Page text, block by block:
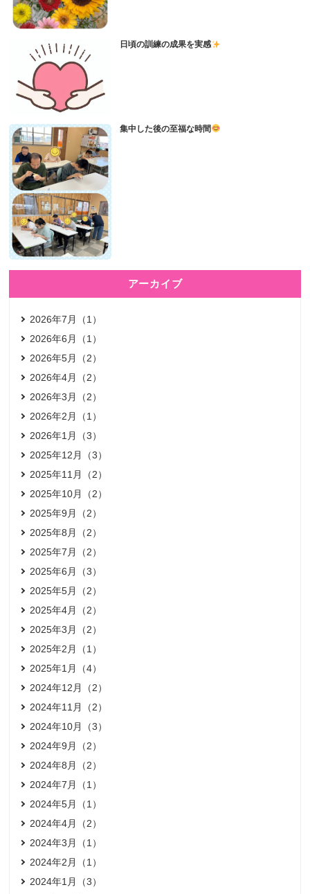
日頃の訓練の成果を実感
集中した後の至福な時間
アーカイブ
2026年7月（1）
2026年6月（1）
2026年5月（2）
2026年4月（2）
2026年3月（2）
2026年2月（1）
2026年1月（3）
2025年12月（3）
2025年11月（2）
2025年10月（2）
2025年9月（2）
2025年8月（2）
2025年7月（2）
2025年6月（3）
2025年5月（2）
2025年4月（2）
2025年3月（2）
2025年2月（1）
2025年1月（4）
2024年12月（2）
2024年11月（2）
2024年10月（3）
2024年9月（2）
2024年8月（2）
2024年7月（1）
2024年5月（1）
2024年4月（2）
2024年3月（1）
2024年2月（1）
2024年1月（3）